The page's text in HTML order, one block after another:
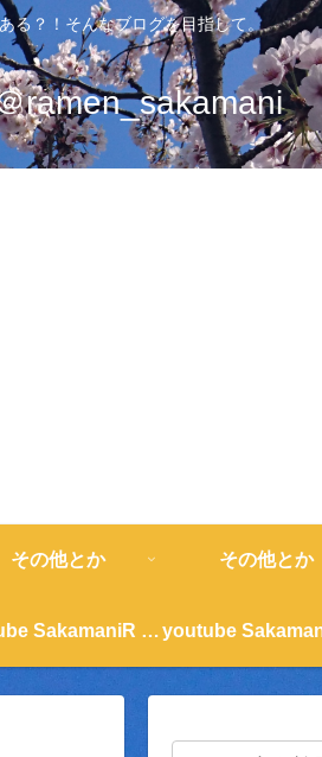
る？！そんなブログを目指して。
＠ramen_sakamani
その他とか その他とか
youtube SakamaniR 紹介